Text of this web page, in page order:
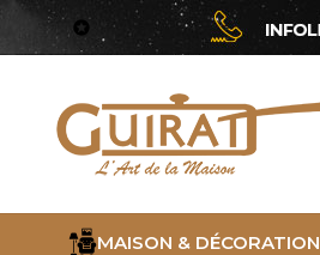

MAISON & DÉCORATION